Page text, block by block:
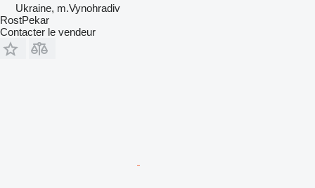
Ukraine, m.Vynohradiv
RostPekar
Contacter le vendeur